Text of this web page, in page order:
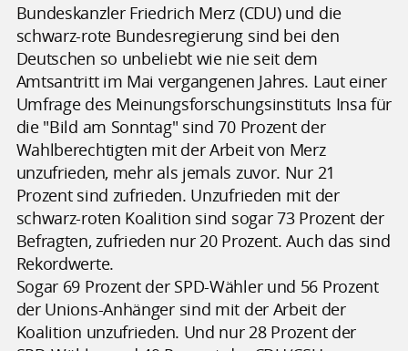
Bundeskanzler Friedrich Merz (CDU) und die
schwarz-rote Bundesregierung sind bei den
Deutschen so unbeliebt wie nie seit dem
Amtsantritt im Mai vergangenen Jahres. Laut einer
Umfrage des Meinungsforschungsinstituts Insa für
die "Bild am Sonntag" sind 70 Prozent der
Wahlberechtigten mit der Arbeit von Merz
unzufrieden, mehr als jemals zuvor. Nur 21
Prozent sind zufrieden. Unzufrieden mit der
schwarz-roten Koalition sind sogar 73 Prozent der
Befragten, zufrieden nur 20 Prozent. Auch das sind
Rekordwerte.
Sogar 69 Prozent der SPD-Wähler und 56 Prozent
der Unions-Anhänger sind mit der Arbeit der
Koalition unzufrieden. Und nur 28 Prozent der